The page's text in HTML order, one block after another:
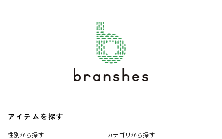
アイテムを探す
性別から探す
カテゴリから探す